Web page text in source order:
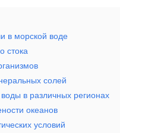
в морской воде
стока
солей
в различных регионах
океанов
условий